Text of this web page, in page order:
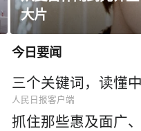
脚 ，征服全地形
今日要闻
三个关键词，读懂
人民日报客户端
抓住那些惠及面广